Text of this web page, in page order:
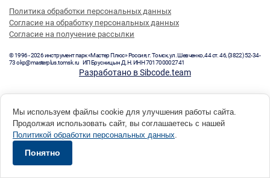
Политика обработки персональных данных
Согласие на обработку персональных данных
Согласие на получение рассылки
© 1996 - 2026 инструмент парк «Мастер Плюс» Россия, г. Томск, ул. Шевченко, 44 ст. 46, (3822) 52-34-
73 okp@masterplus.tomsk.ru ИП Брусницын Д.Н. ИНН 701700002741
Разработано в Sibcode.team
Мы используем файлы cookie для улучшения работы сайта.
Продолжая использовать сайт, вы соглашаетесь с нашей
Политикой обработки персональных данных.
Понятно